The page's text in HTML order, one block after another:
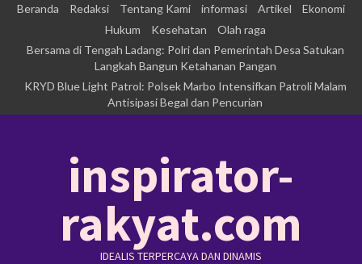
Skip
content
Beranda Redaksi Tentang Kami informasi Artikel
Ekonomi
Hukum
Kesehatan
Olah raga
Bersama di Tengah Ladang: Polri dan Pemerintah Desa Satukan
Langkah Bangun Ketahanan Pangan
KRYD Blue Light Patrol: Polsek Marbo Intensifkan Patroli Malam
Antisipasi Begal dan Pencurian
inspirator-
rakyat.com
IDEALIS TERPERCAYA DAN DINAMIS